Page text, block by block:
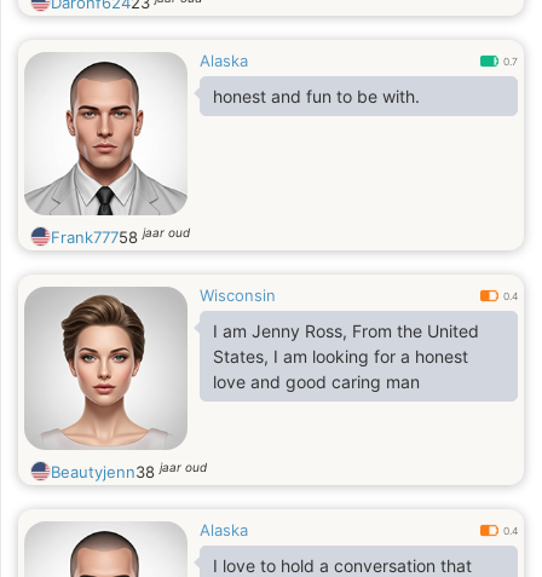
Alaska 0.7
honest and fun to be with.
Frank77758jaar oud
Wisconsin 0.4
I am Jenny Ross, From the United
States, I am looking for a honest
love and good caring man
Beautyjenn38jaar oud
Alaska 0.4
I love to hold a conversation that